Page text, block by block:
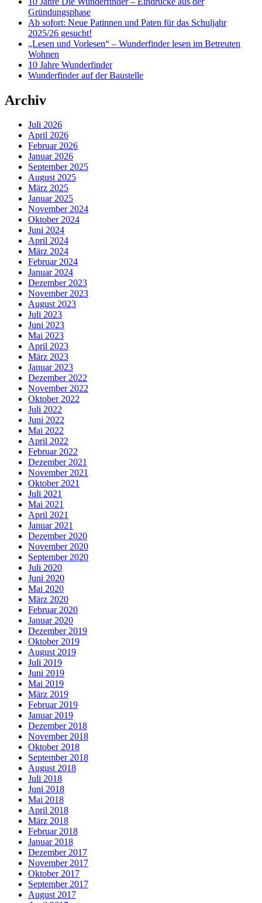
Gründungsphase
Ab sofort: Neue Patinnen und Paten für das Schuljahr
2025/26 gesucht!
„Lesen und Vorlesen“ – Wunderfinder lesen im Betreuten
Wohnen
10 Jahre Wunderfinder
Wunderfinder auf der Baustelle
Archiv
Juli 2026
April 2026
Februar 2026
Januar 2026
September 2025
August 2025
März 2025
Januar 2025
November 2024
Oktober 2024
Juni 2024
April 2024
März 2024
Februar 2024
Januar 2024
Dezember 2023
November 2023
August 2023
Juli 2023
Juni 2023
Mai 2023
April 2023
März 2023
Januar 2023
Dezember 2022
November 2022
Oktober 2022
Juli 2022
Juni 2022
Mai 2022
April 2022
Februar 2022
Dezember 2021
November 2021
Oktober 2021
Juli 2021
Mai 2021
April 2021
Januar 2021
Dezember 2020
November 2020
September 2020
Juli 2020
Juni 2020
Mai 2020
März 2020
Februar 2020
Januar 2020
Dezember 2019
Oktober 2019
August 2019
Juli 2019
Juni 2019
Mai 2019
März 2019
Februar 2019
Januar 2019
Dezember 2018
November 2018
Oktober 2018
September 2018
August 2018
Juli 2018
Juni 2018
Mai 2018
April 2018
März 2018
Februar 2018
Januar 2018
Dezember 2017
November 2017
Oktober 2017
September 2017
August 2017